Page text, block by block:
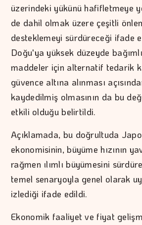
üzerindeki yükünü hafifletmeye
de dahil olmak üzere çeşitli
desteklemeyi sürdüreceği ifade
Doğu'ya yüksek düzeyde
maddeler için alternatif tedarik
güvence altına alınması
kaydedilmiş olmasının da bu
etkili olduğu belirtildi.
Açıklamada, bu doğrultuda
ekonomisinin, büyüme hızının
rağmen ılımlı büyümesini
temel senaryoyla genel olarak
izlediği ifade edildi.
Ekonomik faaliyet ve fiyat